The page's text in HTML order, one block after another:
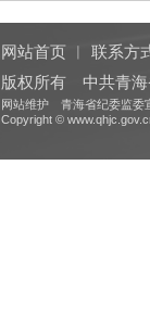
网站首页 联系方
版权所有 中共青海
网站维护 青海省纪委监
Copyright ©